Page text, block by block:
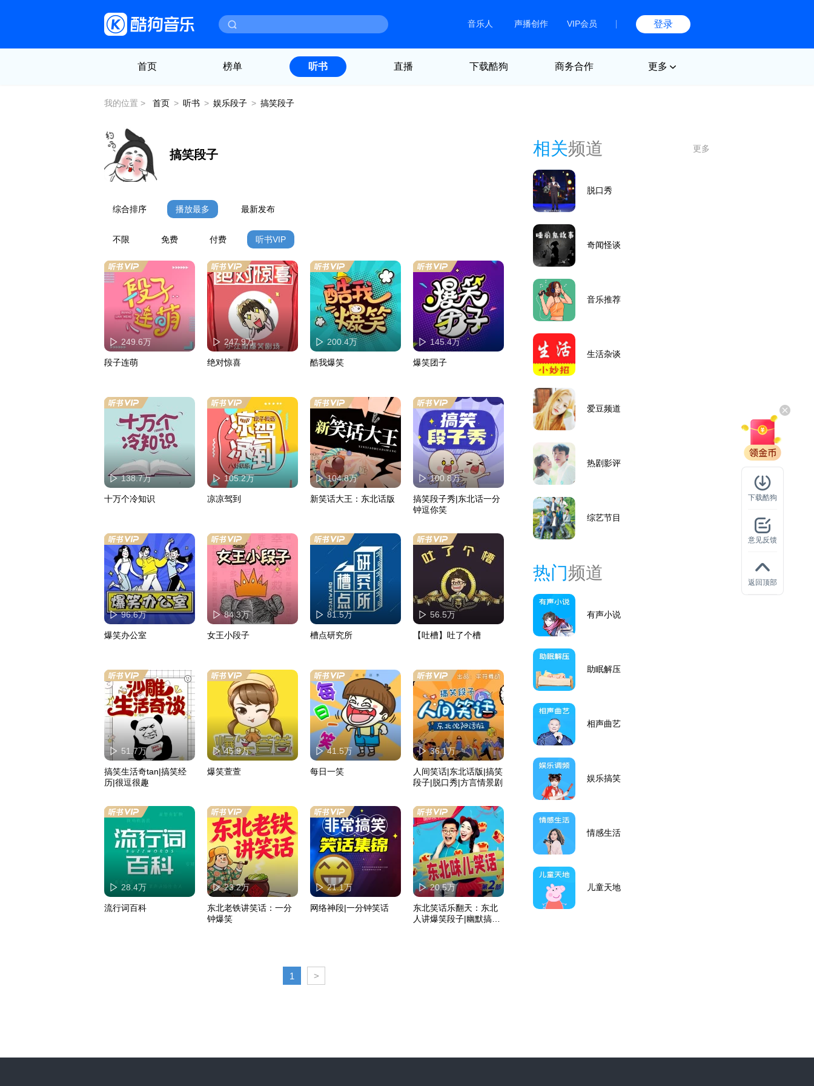
音乐人 声播创作 VIP会员 登录
首页 榜单 听书 直播 下载酷狗 商务合作 更多
我的位置 > 首页 > 听书 > 娱乐段子 > 搞笑段子
搞笑段子
综合排序 播放最多 最新发布
不限 免费 付费 听书VIP
249.6万
段子连萌
247.9万
绝对惊喜
200.4万
酷我爆笑
145.4万
爆笑团子
138.7万
十万个冷知识
105.2万
凉凉驾到
104.8万
新笑话大王：东北话版
100.8万
搞笑段子秀|东北话一分
钟逗你笑
96.6万
爆笑办公室
84.3万
女王小段子
81.5万
槽点研究所
56.5万
【吐槽】吐了个槽
51.7万
搞笑生活奇tan|搞笑经
历|很逗很趣
45.9万
爆笑萱萱
41.5万
每日一笑
36.1万
人间笑话|东北话版|搞笑
段子|脱口秀|方言情景剧
28.4万
流行词百科
23.2万
东北老铁讲笑话：一分
钟爆笑
21.1万
网络神段|一分钟笑话
20.5万
东北笑话乐翻天：东北
人讲爆笑段子|幽默搞笑|
1 >
相关频道 更多
脱口秀
奇闻怪谈
音乐推荐
生活杂谈
爱豆频道
热剧影评
综艺节目
热门频道
有声小说
助眠解压
相声曲艺
娱乐搞笑
情感生活
儿童天地
下载酷狗
意见反馈
返回顶部